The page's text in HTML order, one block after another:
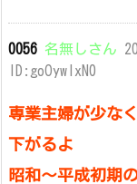
0056 名無しさん
ID:goOywlxN0
専業主婦が少な
下がるよ
昭和～平成初期